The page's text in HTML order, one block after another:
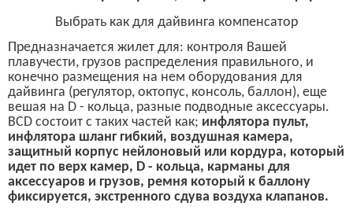
Выбрать как для дайвинга компенсатор
Предназначается жилет для: контроля Вашей
плавучести, грузов распределения правильного, и
конечно размещения на нем оборудования для
дайвинга (регулятор, октопус, консоль, баллон), еще
вешая на D - кольца, разные подводные аксессуары.
BCD состоит с таких частей как; инфлятора пульт,
инфлятора шланг гибкий, воздушная камера,
защитный корпус нейлоновый или кордура, который
идет по верх камер, D - кольца, карманы для
аксессуаров и грузов, ремня который к баллону
фиксируется, экстренного сдува воздуха клапанов.